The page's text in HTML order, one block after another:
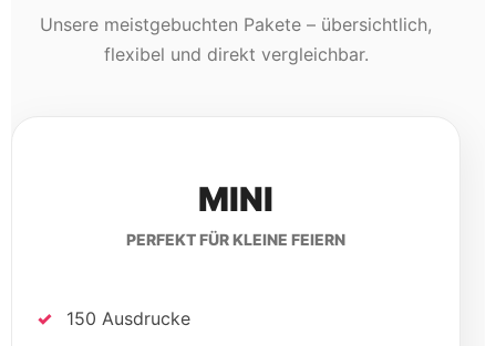
Unsere meistgebuchten Pakete – übersichtlich,
flexibel und direkt vergleichbar.
MINI
PERFEKT FÜR KLEINE FEIERN
150 Ausdrucke